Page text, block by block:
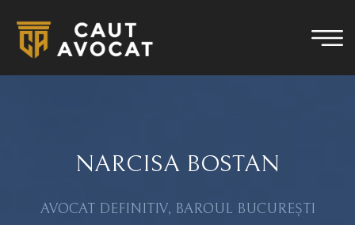
NARCISA BOSTAN
AVOCAT DEFINITIV, BAROUL BUCUREȘTI